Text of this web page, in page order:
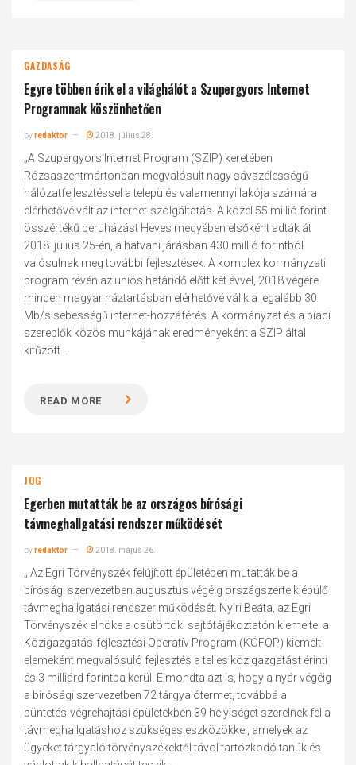
GAZDASÁG
Egyre többen érik el a világhálót a Szupergyors Internet
Programnak köszönhetően
byredaktor 2018. július 28.
„A Szupergyors Internet Program (SZIP) keretében
Rózsaszentmártonban megvalósult nagy sávszélességű
hálózatfejlesztéssel a település valamennyi lakója számára
elérhetővé vált az internet-szolgáltatás. A közel 55 millió forint
összértékű beruházást Heves megyében elsőként adták át
2018. július 25-én, a hatvani járásban 430 millió forintból
valósulnak meg további fejlesztések. A komplex kormányzati
program révén az uniós határidő előtt két évvel, 2018 végére
minden magyar háztartásban elérhetővé válik a legalább 30
Mb/s sebességű internet-hozzáférés. A kormányzat és a piaci
szereplők közös munkájának eredményeként a SZIP által
kitűzött...
READ MORE
JOG
Egerben mutatták be az országos bírósági
távmeghallgatási rendszer működését
byredaktor 2018. május 26.
„ Az Egri Törvényszék felújított épületében mutatták be a
bírósági szervezetben augusztus végéig országszerte kiépülő
távmeghallgatási rendszer működését. Nyiri Beáta, az Egri
Törvényszék elnöke a csütörtöki sajtótájékoztatón kiemelte: a
Közigazgatás-fejlesztési Operatív Program (KÖFOP) kiemelt
elemeként megvalósuló fejlesztés a teljes közigazgatást érinti
és 3 milliárd forintba kerül. Elmondta azt is, hogy a nyár végéig
a bírósági szervezetben 72 tárgyalótermet, továbbá a
büntetés-végrehajtási épületekben 39 helyiséget szerelnek fel a
távmeghallgatáshoz szükséges eszközökkel, amelyek az
ügyeket tárgyaló törvényszékektől távol tartózkodó tanúk és